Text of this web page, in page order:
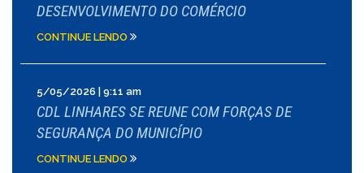
DESENVOLVIMENTO DO COMÉRCIO
CONTINUE LENDO
5/05/2026 | 9:11 am
CDL LINHARES SE REUNE COM FORÇAS DE
SEGURANÇA DO MUNICÍPIO
CONTINUE LENDO